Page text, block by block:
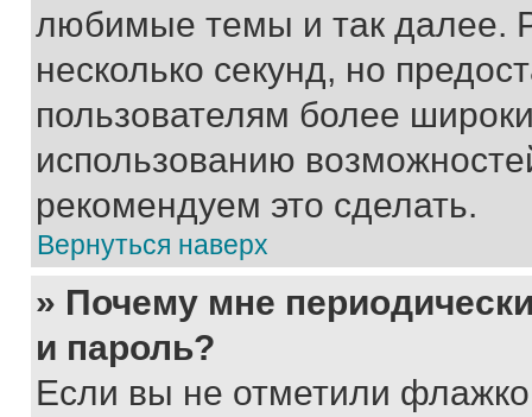
любимые темы и так далее.
несколько секунд, но
пользователям более
использованию
рекомендуем это сделать.
Вернуться наверх
» Почему мне
и пароль?
Если вы не отметили